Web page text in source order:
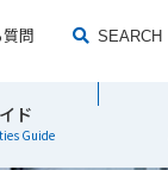
問 SEARCH
ド
Guide